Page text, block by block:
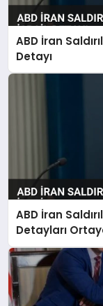
ABD İran
Detayı
ABD İran
Detayları